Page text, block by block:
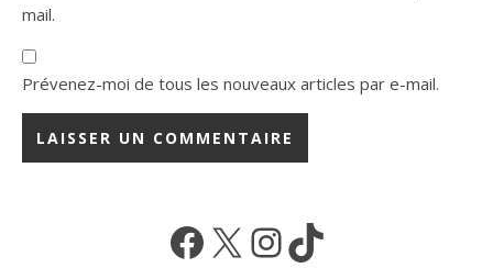
mail.
Prévenez-moi de tous les nouveaux articles par e-mail.
Facebook
X Instagram
TikTok